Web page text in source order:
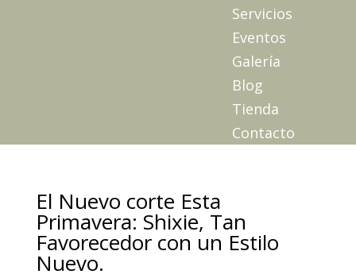
Servicios
Eventos
Galería
Blog
Tienda
Contacto
El Nuevo corte Esta
Primavera: Shixie, Tan
Favorecedor con un Estilo
Nuevo.